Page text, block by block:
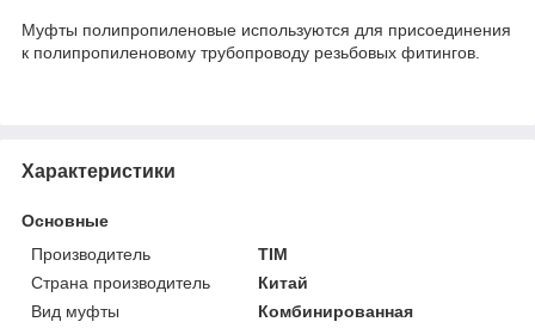
Муфты полипропиленовые используются для присоединения
к полипропиленовому трубопроводу резьбовых фитингов.
Характеристики
Основные
Производитель
TIM
Страна производитель
Китай
Вид муфты
Комбинированная